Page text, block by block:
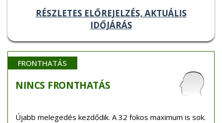
RÉSZLETES ELŐREJELZÉS, AKTUÁLIS
IDŐJÁRÁS
FRONTHATÁS
NINCS FRONTHATÁS
Újabb melegedés kezdődik. A 32 fokos maximum is sok.